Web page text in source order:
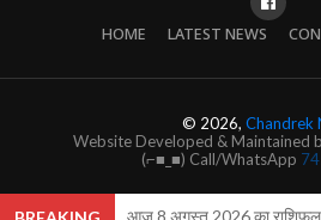
HOME LATEST NEWS
© 2026, Chandrek
Website Developed & Maintained
(⌐■_■) Call/WhatsApp
आज 8 अगस्त 2026 का राशिफल :